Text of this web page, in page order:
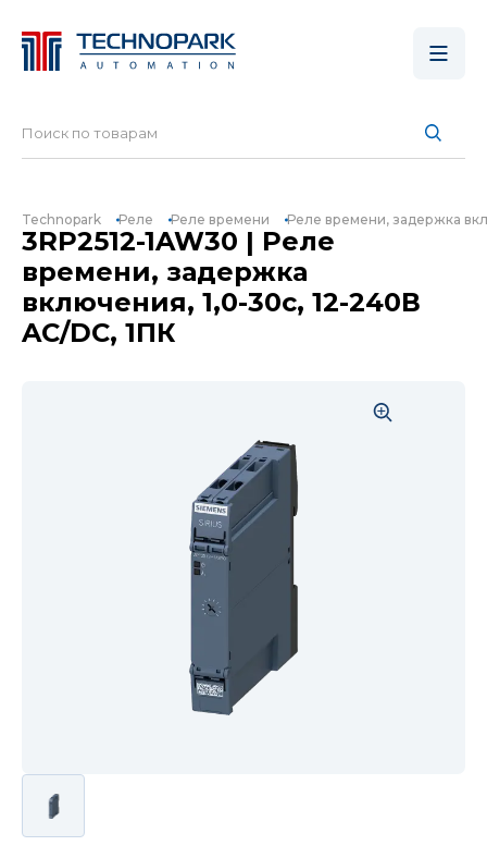
Technopark Реле Реле времени Реле времени, задержка
3RP2512-1AW30 | Реле
времени, задержка
включения, 1,0-30с, 12-240В
AC/DC, 1ПК